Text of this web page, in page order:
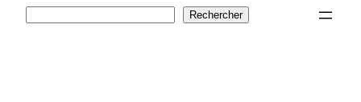
Rechercher